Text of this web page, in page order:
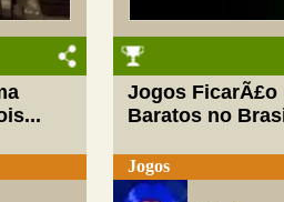
Jogos FicarÃ£o
Baratos no
Jogos